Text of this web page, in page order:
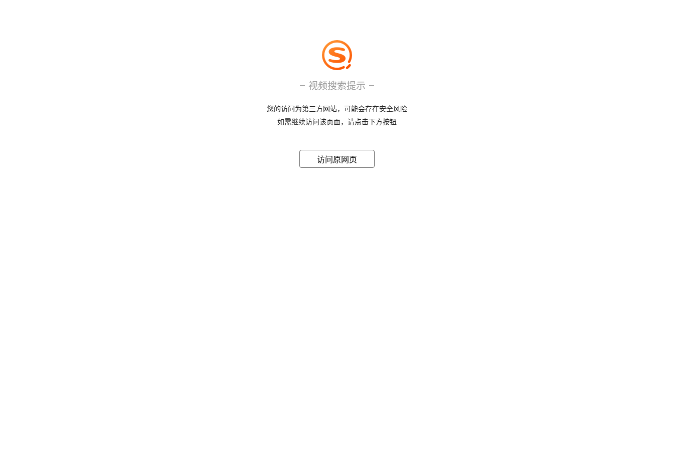
视频搜索提示
您的访问为第三方网站，可能会存在安全风险
如需继续访问该页面，请点击下方按钮
访问原网页